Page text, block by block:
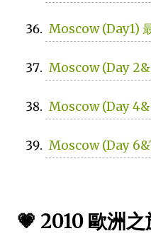
Moscow (Day1)
Moscow (Day
Moscow (Day
Moscow (Day
💗 2010 歐洲